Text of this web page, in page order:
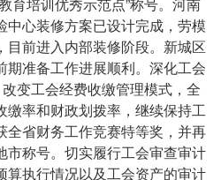
中心装修方案已设计完成，劳模
目前进入内部装修阶段。新城区
期准备工作进展顺利。深化工会
变工会经费收缴管理模式，全
缴率和财政划拨率，继续保持工
全省财务工作竞赛特等奖，并再
市称号。切实履行工会审查审计
算执行情况以及工会资产的审计